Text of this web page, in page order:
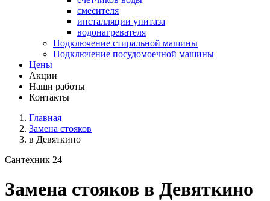
смесителя
инсталляции унитаза
водонагревателя
Подключение стиральной машины
Подключение посудомоечной машины
Цены
Акции
Наши работы
Контакты
Главная
Замена стояков
в Девяткино
Сантехник 24
Замена стояков в Девяткино